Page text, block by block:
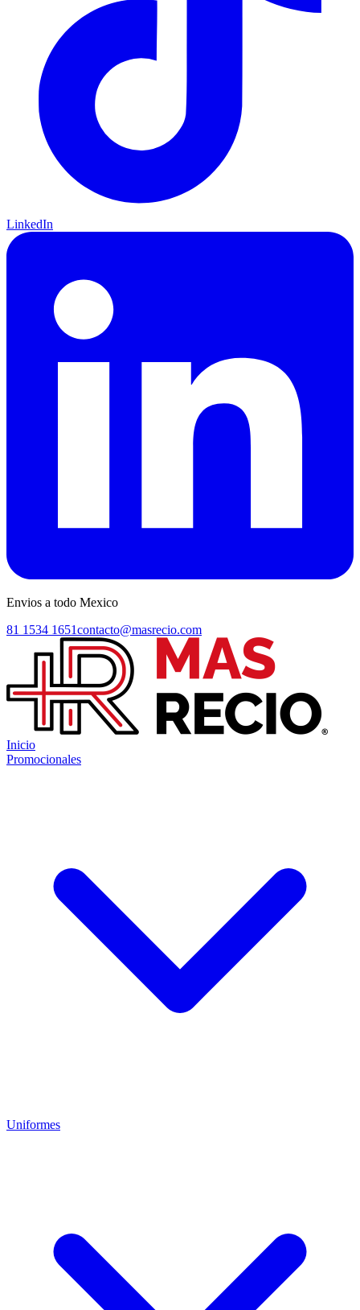
LinkedIn
Envios a todo Mexico
81 1534 1651contacto@masrecio.com
Inicio
Promocionales
Uniformes